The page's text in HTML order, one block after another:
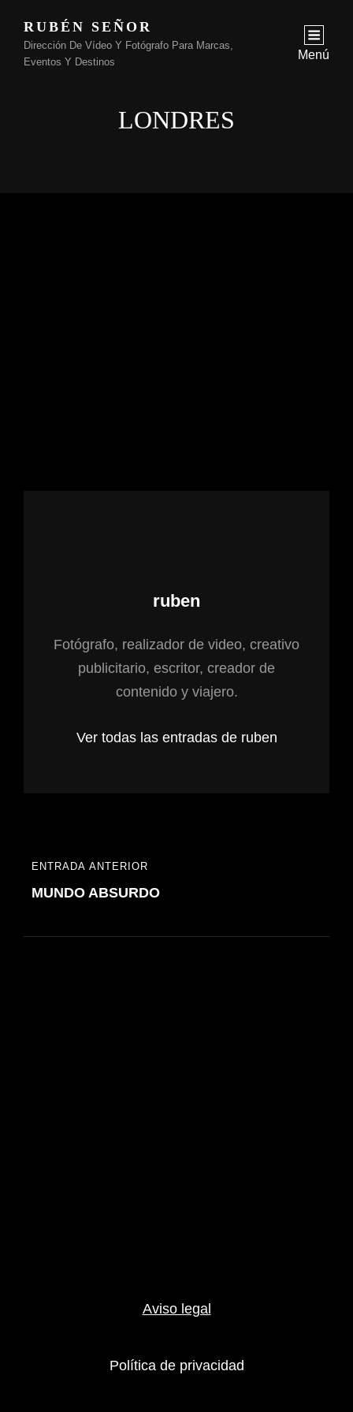
RUBÉN SEÑOR
Dirección De Vídeo Y Fotógrafo Para Marcas,
Eventos Y Destinos
Menú
LONDRES
Autor:
ruben
Fotógrafo, realizador de video, creativo
publicitario, escritor, creador de
contenido y viajero.
Ver todas las entradas de ruben
Navegación
de
ENTRADA
ANTERIOR
ENTRADA ANTERIOR
MUNDO ABSURDO
Aviso legal
Política de privacidad